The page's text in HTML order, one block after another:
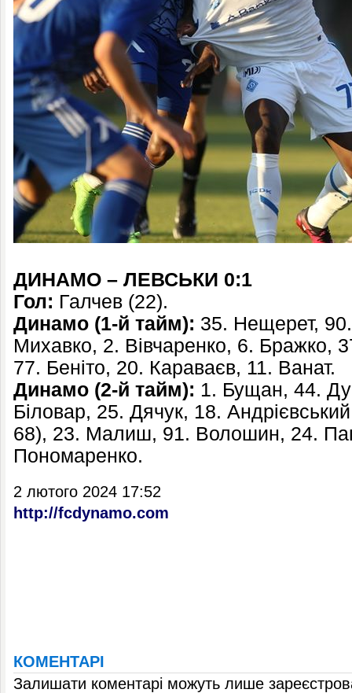
ДИНАМО – ЛЕВСЬКИ 0:1
Гол: Галчев (22).
Динамо (1-й тайм): 35. Нещерет,
Михавко, 2. Вівчаренко, 6. Бражко,
77. Беніто, 20. Караваєв, 11. Ванат.
Динамо (2-й тайм): 1. Бущан, 44.
Біловар, 25. Дячук, 18.
68), 23. Малиш, 91. Волошин, 24.
Пономаренко.
2 лютого 2024 17:52
http://fcdynamo.com
КОМЕНТАРІ
Залишати коментарі можуть лише